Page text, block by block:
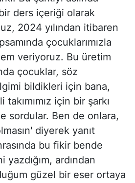
ders içeriği olarak
2024 yılından itibaren
çocuklarımızla
veriyoruz. Bu üretim
çocuklar, söz
bildikleri için bana,
için bir şarkı
sordular. Ben de onlara,
diyerek yanıt
bu fikir bende
ardından
güzel bir eser ortaya